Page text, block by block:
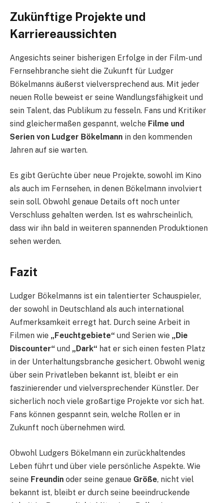
Zukünftige Projekte und
Karriereaussichten
Angesichts seiner bisherigen Erfolge in der Film- und
Fernsehbranche sieht die Zukunft für Ludger
Bökelmanns äußerst vielversprechend aus. Mit jeder
neuen Rolle beweist er seine Wandlungsfähigkeit und
sein Talent, das Publikum zu fesseln. Fans und Kritiker
sind gleichermaßen gespannt, welche Filme und
Serien von Ludger Bökelmann in den kommenden
Jahren auf sie warten.
Es gibt Gerüchte über neue Projekte, sowohl im Kino
als auch im Fernsehen, in denen Bökelmann involviert
sein soll. Obwohl genaue Details oft noch unter
Verschluss gehalten werden. Ist es wahrscheinlich,
dass wir ihn bald in weiteren spannenden Produktionen
sehen werden.
Fazit
Ludger Bökelmanns ist ein talentierter Schauspieler,
der sowohl in Deutschland als auch international
Aufmerksamkeit erregt hat. Durch seine Arbeit in
Filmen wie „Feuchtgebiete“ und Serien wie „Die
Discounter“ und „Dark“ hat er sich einen festen Platz
in der Unterhaltungsbranche gesichert. Obwohl wenig
über sein Privatleben bekannt ist, bleibt er ein
faszinierender und vielversprechender Künstler. Der
sicherlich noch viele großartige Projekte vor sich hat.
Fans können gespannt sein, welche Rollen er in
Zukunft noch übernehmen wird.
Obwohl Ludgers Bökelmann ein zurückhaltendes
Leben führt und über viele persönliche Aspekte. Wie
seine Freundin oder seine genaue Größe, nicht viel
bekannt ist, bleibt er durch seine beeindruckende